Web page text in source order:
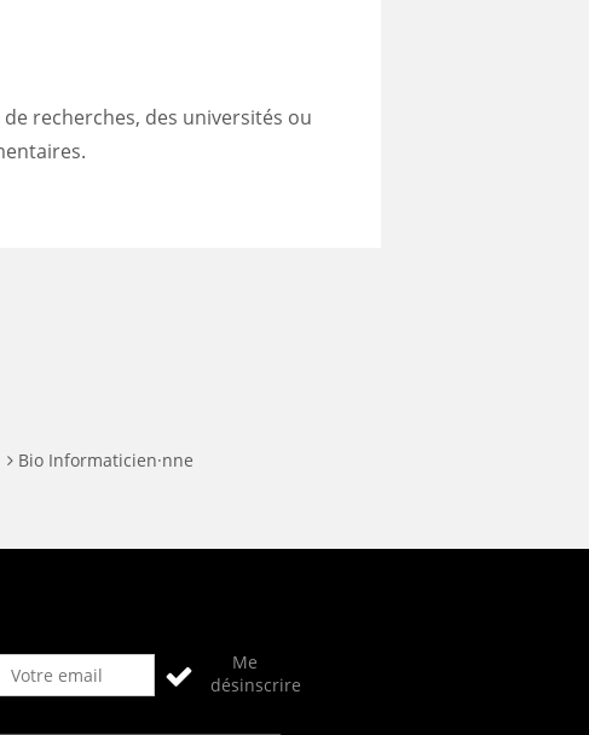
recherches, des universités ou
Bio Informaticien·nne
Me
désinscrire